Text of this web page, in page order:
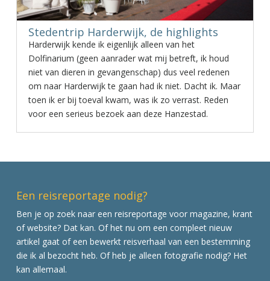
Stedentrip Harderwijk, de highlights
Harderwijk kende ik eigenlijk alleen van het
Dolfinarium (geen aanrader wat mij betreft, ik houd
niet van dieren in gevangenschap) dus veel redenen
om naar Harderwijk te gaan had ik niet. Dacht ik. Maar
toen ik er bij toeval kwam, was ik zo verrast. Reden
voor een serieus bezoek aan deze Hanzestad.
Een reisreportage nodig?
Ben je op zoek naar een reisreportage voor magazine, krant
of website? Dat kan. Of het nu om een compleet nieuw
artikel gaat of een bewerkt reisverhaal van een bestemming
die ik al bezocht heb. Of heb je alleen fotografie nodig? Het
kan allemaal.